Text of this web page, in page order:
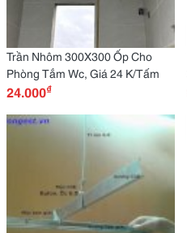
Trần Nhôm 300X300 Ốp Cho
Phòng Tắm Wc, Giá 24 K/Tấm
24.000₫